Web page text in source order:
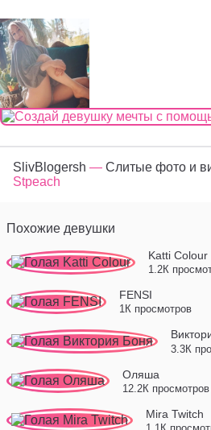
SlivBlogersh — Слитые фото и
Stpeach
Похожие девушки
Katti Colour
1.2К
FENSI
1К просмотров
3.3К
Оляша
12.2К просмотров
Mira Twitch